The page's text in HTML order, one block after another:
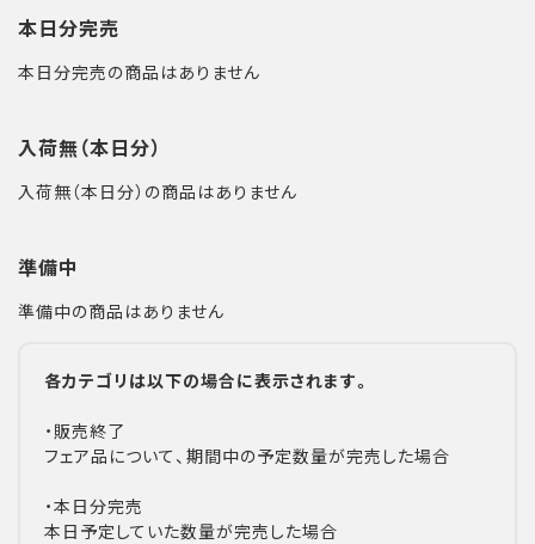
本日分完売
本日分完売の商品はありません
入荷無（本日分）
入荷無（本日分）の商品はありません
準備中
準備中の商品はありません
各カテゴリは以下の場合に表示されます。
・販売終了
フェア品について、期間中の予定数量が完売した場合
・本日分完売
本日予定していた数量が完売した場合